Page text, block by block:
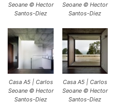
Seoane © Hector
Santos-Diez
Seoane © Hector
Santos-Diez
Casa A5 | Carlos
Seoane © Hector
Santos-Diez
Casa A5 | Carlos
Seoane © Hector
Santos-Diez